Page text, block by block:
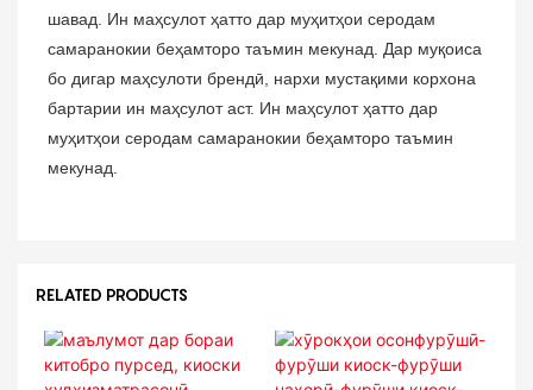
шавад. Ин маҳсулот ҳатто дар муҳитҳои серодам
самаранокии беҳамторо таъмин мекунад. Дар муқоиса
бо дигар маҳсулоти брендӣ, нархи мустақими корхона
бартарии ин маҳсулот аст. Ин маҳсулот ҳатто дар
муҳитҳои серодам самаранокии беҳамторо таъмин
мекунад.
RELATED PRODUCTS